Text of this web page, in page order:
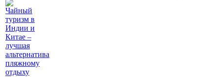
Чайный
туризм в
Индии и
Китае –
лучшая
альтернатива
пляжному
отдыху